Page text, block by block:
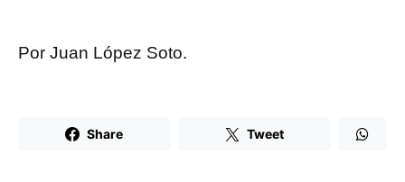
Por Juan López Soto.
Share Tweet